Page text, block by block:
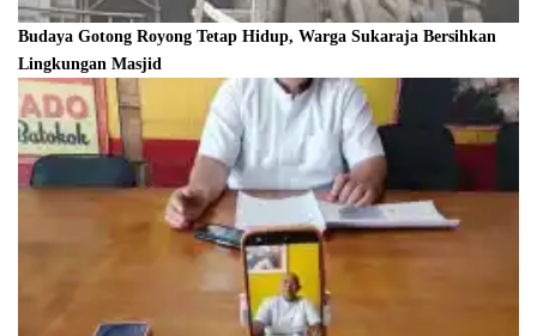
Budaya Gotong Royong Tetap Hidup, Warga Sukaraja Bersihkan
Lingkungan Masjid